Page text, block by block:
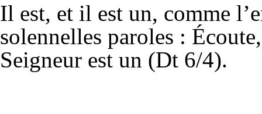
Il est, et il est un, comme
solennelles paroles :
Seigneur est un (Dt 6/4).